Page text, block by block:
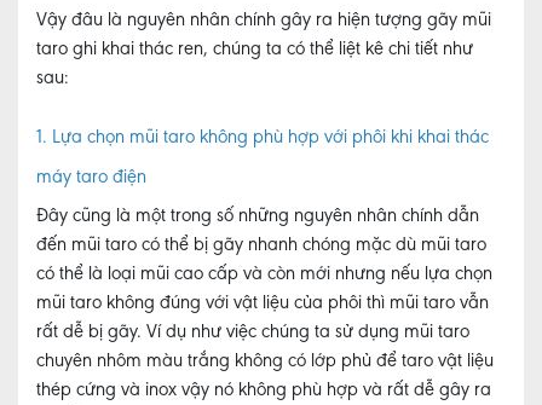
Vậy đâu là nguyên nhân chính gây ra hiện tượng gãy mũi
taro ghi khai thác ren, chúng ta có thể liệt kê chi tiết như
sau:
1. Lựa chọn mũi taro không phù hợp với phôi khi khai thác
máy taro điện
Đây cũng là một trong số những nguyên nhân chính dẫn
đến mũi taro có thể bị gãy nhanh chóng mặc dù mũi taro
có thể là loại mũi cao cấp và còn mới nhưng nếu lựa chọn
mũi taro không đúng với vật liệu của phôi thì mũi taro vẫn
rất dễ bị gãy. Ví dụ như việc chúng ta sử dụng mũi taro
chuyên nhôm màu trắng không có lớp phủ để taro vật liệu
thép cứng và inox vậy nó không phù hợp và rất dễ gây ra